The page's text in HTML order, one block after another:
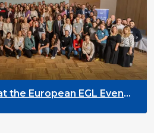
the European EGL Event